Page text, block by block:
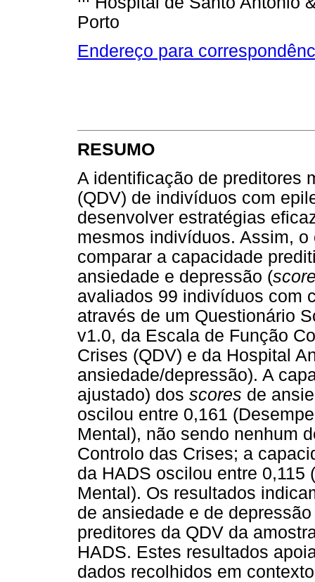
Porto
Endereço para
RESUMO
A identificação de preditores
(QDV) de indivíduos com
desenvolver estratégias
mesmos indivíduos. Assim,
comparar a capacidade
ansiedade e depressão (
avaliados 99 indivíduos com
através de um Questionário
v1.0, da Escala de Função
Crises (QDV) e da Hospital
ansiedade/depressão). A
ajustado) dos scores de
oscilou entre 0,161
Mental), não sendo nenhum
Controlo das Crises; a
da HADS oscilou entre 0,115
Mental). Os resultados
de ansiedade e de
preditores da QDV da
HADS. Estes resultados
dados recolhidos em